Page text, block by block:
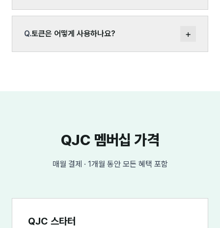
Q.토큰은 어떻게 사용하나요? +
QJC 멤버십 가격
매월 결제 · 1개월 동안 모든 혜택 포함
QJC 스타터